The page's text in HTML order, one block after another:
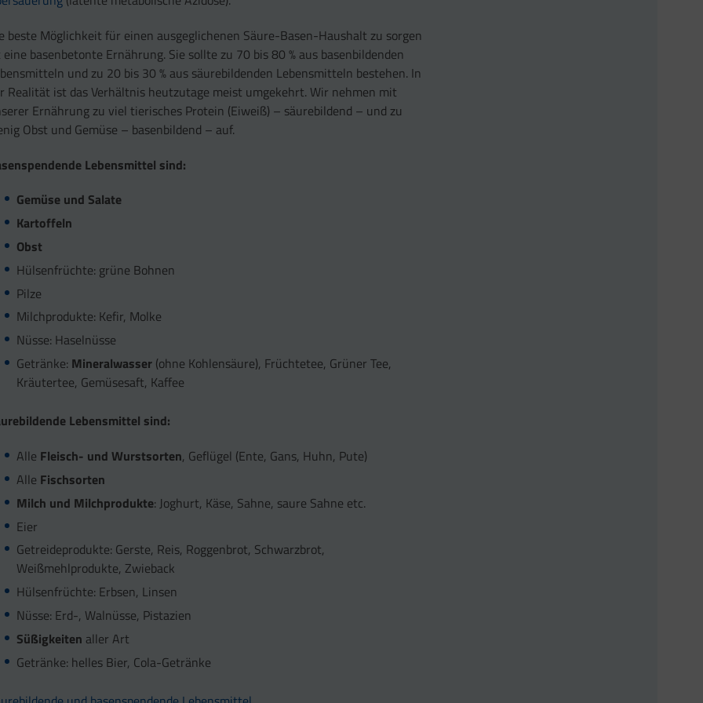
beste Möglichkeit für einen ausgeglichenen Säure-Basen-Haushalt zu sorgen
basenbetonte Ernährung. Sie sollte zu 70 bis 80 % aus basenbildenden
und zu 20 bis 30 % aus säurebildenden Lebensmitteln bestehen. In
Realität ist das Verhältnis heutzutage meist umgekehrt. Wir nehmen mit
Ernährung zu viel tierisches Protein (Eiweiß) – säurebildend – und zu
Obst und Gemüse – basenbildend – auf.
Lebensmittel sind:
Gemüse und Salate
Kartoffeln
Obst
Hülsenfrüchte: grüne Bohnen
Pilze
Milchprodukte: Kefir, Molke
Nüsse: Haselnüsse
Getränke: Mineralwasser (ohne Kohlensäure), Früchtetee, Grüner Tee,
Kräutertee, Gemüsesaft, Kaffee
Lebensmittel sind:
Alle Fleisch- und Wurstsorten, Geflügel (Ente, Gans, Huhn, Pute)
Alle Fischsorten
Milch und Milchprodukte: Joghurt, Käse, Sahne, saure Sahne etc.
Eier
Getreideprodukte: Gerste, Reis, Roggenbrot, Schwarzbrot,
Weißmehlprodukte, Zwieback
Hülsenfrüchte: Erbsen, Linsen
Nüsse: Erd-, Walnüsse, Pistazien
Süßigkeiten aller Art
Getränke: helles Bier, Cola-Getränke